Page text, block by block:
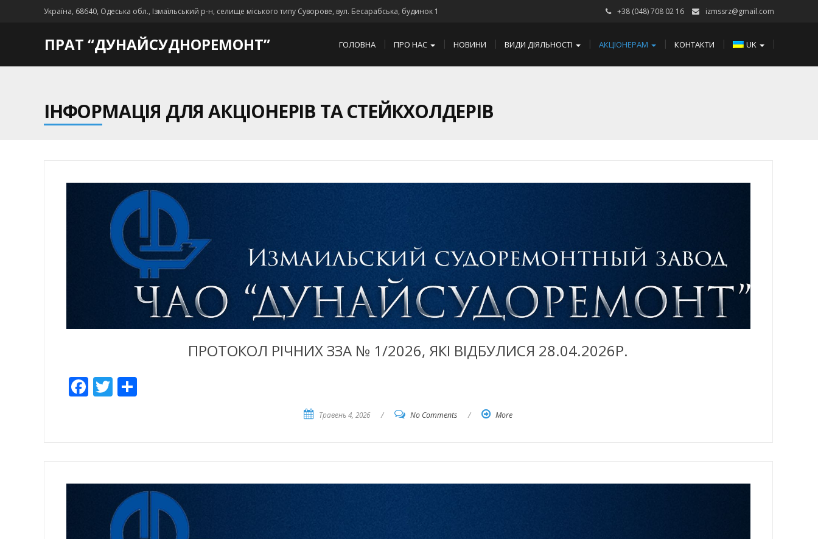
Україна, 68640, Одеська обл., Ізмаїльський р-н, селище міського типу Суворове, вул. Бесарабська, будинок 1 +38 (048) 708 02 16 izmssrz@gmail.com
ПРАТ “ДУНАЙСУДНОРЕМОНТ” ГОЛОВНА ПРО НАС НОВИНИ ВИДИ ДІЯЛЬНОСТІ АКЦІОНЕРАМ КОНТАКТИ UK
ІНФОРМАЦІЯ ДЛЯ АКЦІОНЕРІВ ТА СТЕЙКХОЛДЕРІВ
ПРОТОКОЛ РІЧНИХ ЗЗА № 1/2026, ЯКІ ВІДБУЛИСЯ 28.04.2026Р.
Facebook
Twitter
Share
Травень 4, 2026 / No Comments / More